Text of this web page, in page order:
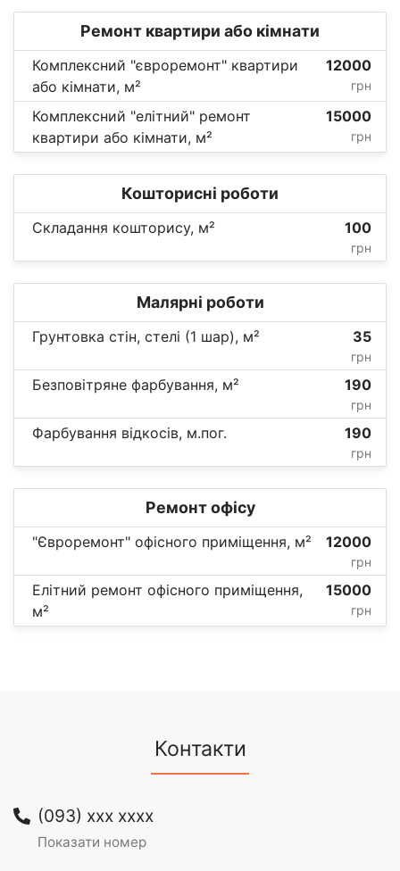
Ремонт квартири або кімнати
Комплексний "євроремонт" квартири
або кімнати, м²
12000
грн
Комплексний "елітний" ремонт
квартири або кімнати, м²
15000
грн
Кошторисні роботи
Складання кошторису, м² 100
грн
Малярні роботи
Грунтовка стін, стелі (1 шар), м² 35
грн
Безповітряне фарбування, м² 190
грн
Фарбування відкосів, м.пог. 190
грн
Ремонт офісу
"Євроремонт" офісного приміщення, м² 12000
грн
Елітний ремонт офісного приміщення,
м²
15000
грн
Контакти
(093) xxx xxxx
Показати номер